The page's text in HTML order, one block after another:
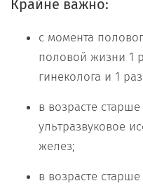
Крайне важно:
с момента
половой жизни 1
гинеколога и 1
в возрасте
ультразвуковое
желез;
в возрасте